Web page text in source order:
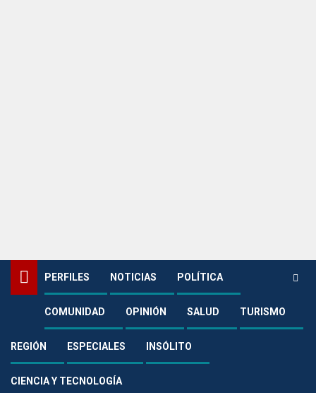
PERFILES NOTICIAS POLÍTICA
COMUNIDAD OPINIÓN SALUD TURISMO
REGIÓN ESPECIALES INSÓLITO
CIENCIA Y TECNOLOGÍA
Noticias
En octubre terminará la construcción del Cetro de Atención para la
Mujer
Noticias